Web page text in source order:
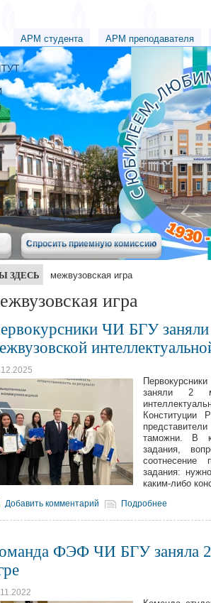
АРМ студента АРМ преподавателя
Спросить приемную комиссию
ЗДЕСЬ межвузовская игра
игра
ЧИ БГУ заняли
заняли 2
таможни. В
задания,
задания:
каким-либо
Добавить комментарий Подробнее
ФЭФ ЧИ БГУ заняла 2